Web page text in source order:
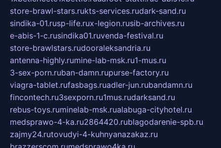
store-brawl-stars.rukts-services.rudark-sand.ru
sindika-01.rusp-life.rux-legion.rusib-archives.ru
e-abis-1-c.rusindika01.ruvenda-festival.ru
store-brawlstars.rudooraleksandria.ru
antenna-highly.rumine-lab-msk.ru1-mus.ru
3-sex-porn.ruban-damn.rupurse-factory.ru
viagra-tablet.rufasbags.ruadler-jun.rubandamn.ru
fincontech.ru3sexporn.ru1mus.rudarksand.ru
rebus-toys.ruminelab-msk.rualabuga-cityhotel.ru
medsprawo-4-ka.ru2864420.rublagodarenie-spb.ru
zajmy24.rutovudyi-4-kuhnyanazakaz.ru